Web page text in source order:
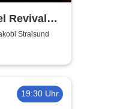
Revival
Stralsund
19:30 Uhr